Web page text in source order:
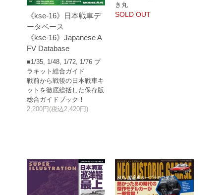
《kse-16》日本戦車デ
ータベース
《kse-16》Japanese A
FV Database
■1/35, 1/48, 1/72, 1/76 プ
ラキット総合ガイド
戦前から戦後の日本戦車キ
ットを徹底総括した保存版
総合ガイドブック！
2,200円(税込2,420円)
き丸
SOLD OUT